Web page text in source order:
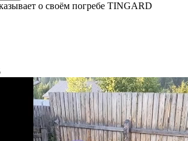
о своём погребе TINGARD